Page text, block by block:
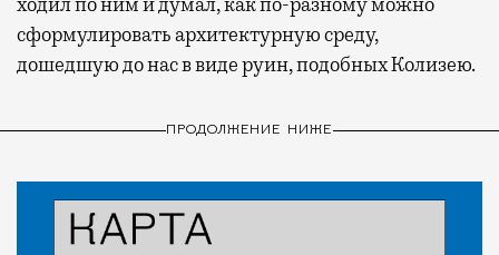
сформулировать архитектурную среду,
дошедшую до нас в виде руин, подобных Колизею.
ПРОДОЛЖЕНИЕ НИЖЕ